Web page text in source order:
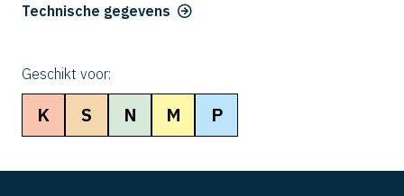
Technische gegevens
Geschikt voor:
K S N M P